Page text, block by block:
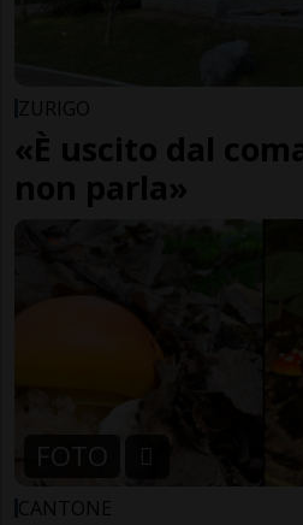
ZURIGO
«È uscito dal
non parla»
FOTO
CANTONE